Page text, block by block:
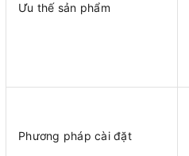
Ưu thế sản phẩm
Phương pháp cài đặt